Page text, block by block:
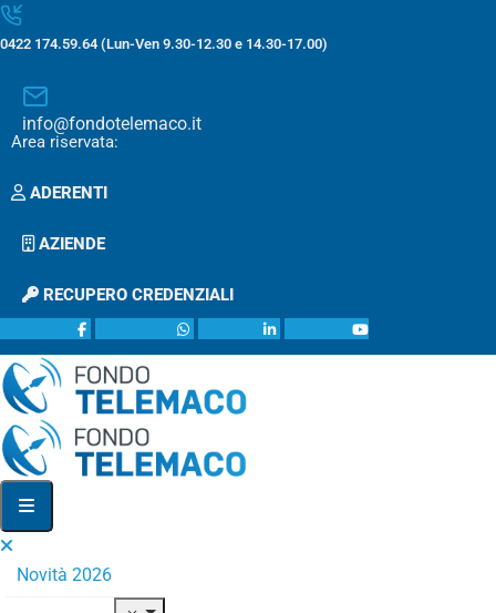
0422 174.59.64 (Lun-Ven 9.30-12.30 e 14.30-17.00)
info@fondotelemaco.it
Area riservata:
ADERENTI
AZIENDE
RECUPERO CREDENZIALI
Novità 2026